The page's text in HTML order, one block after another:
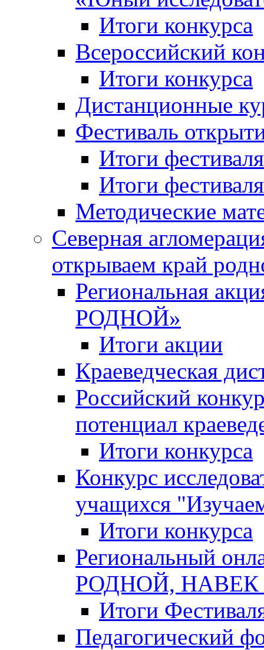
Итоги конкурса
Всероссийский
Итоги конкурса
Дистанционные
Фестиваль
Итоги
Итоги
Методические
Северная
открываем край
Региональная
РОДНОЙ»
Итоги акции
Краеведческая
Российский
потенциал
Итоги конкурса
Конкурс
учащихся
Итоги конкурса
Региональный
РОДНОЙ,
Итоги
Педагогический